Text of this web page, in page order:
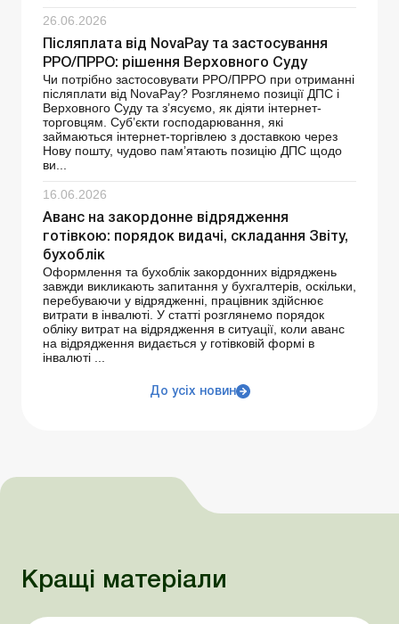
26.06.2026
Післяплата від NovaРay та застосування
РРО/ПРРО: рішення Верховного Суду
Чи потрібно застосовувати РРО/ПРРО при отриманні
післяплати від NovaPay? Розглянемо позиції ДПС і
Верховного Суду та з’ясуємо, як діяти інтернет-
торговцям. Суб’єкти господарювання, які
займаються інтернет-торгівлею з доставкою через
Нову пошту, чудово пам’ятають позицію ДПС щодо
ви...
16.06.2026
Аванс на закордонне відрядження
готівкою: порядок видачі, складання Звіту,
бухоблік
Оформлення та бухоблік закордонних відряджень
завжди викликають запитання у бухгалтерів, оскільки,
перебуваючи у відрядженні, працівник здійснює
витрати в інвалюті. У статті розглянемо порядок
обліку витрат на відрядження в ситуації, коли аванс
на відрядження видається у готівковій формі в
інвалюті ...
До усіх новин
Кращі матеріали